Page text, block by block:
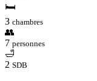
🛏
3 chambres
👥
7 personnes
🛁
2 SDB